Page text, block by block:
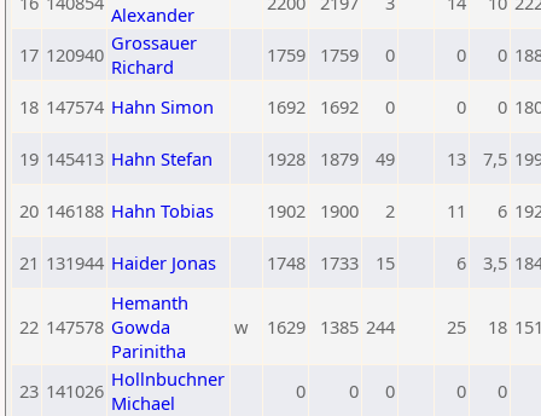
Alexander
17 120940 Grossauer
Richard
1759 1759 0 0 0
18 147574 Hahn Simon 1692 1692 0 0 0
19 145413 Hahn Stefan 1928 1879 49 13 7,5
20 146188 Hahn Tobias 1902 1900 2 11 6
21 131944 Haider Jonas 1748 1733 15 6 3,5
22 147578
Hemanth
Gowda
Parinitha
w 1629 1385 244 25 18
23 141026 Hollnbuchner
Michael
0 0 0 0 0